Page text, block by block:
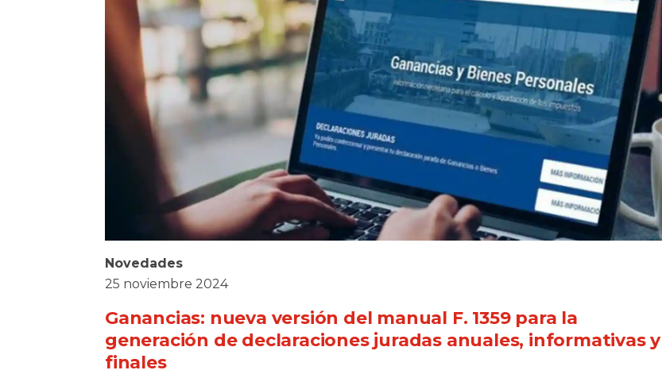
Novedades
25 noviembre 2024
Ganancias: nueva versión del manual F. 1359 para la
generación de declaraciones juradas anuales, informativas y
finales